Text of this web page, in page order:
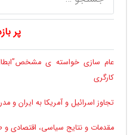
برای:
پر
عام سازی خواسته ی
کارگری
تجاوز اسرائیل و آمریکا به ایران و
مقدمات و نتایج سیاسی، اقتصادی و